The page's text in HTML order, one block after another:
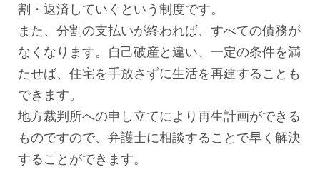
割・返済していくという制度です。
また、分割の支払いが終われば、すべての債務が
なくなります。自己破産と違い、一定の条件を満
たせば、住宅を手放さずに生活を再建することも
できます。
地方裁判所への申し立てにより再生計画ができる
ものですので、弁護士に相談することで早く解決
することができます。